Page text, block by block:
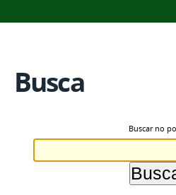
Busca
Buscar no